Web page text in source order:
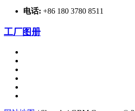
电话: +86 180 3780 8511
工厂图册